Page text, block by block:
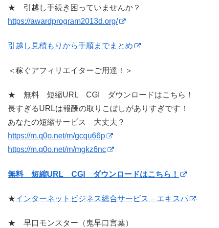
★ 引越し手続き困っていませんか？
https://awardprogram2013d.org/
引越し見積もりから手順までまとめ
＜稼ぐアフィリエイターご用達！＞
★ 無料 短縮URL CGI ダウンロードはこちら！
長すぎるURLは報酬の取りこぼしがありすぎです！
あなたの短縮サービス 大丈夫？
https://m.q0o.net/m/gcqu66p
https://m.q0o.net/m/mgkz6nc
無料 短縮URL CGI ダウンロードはこちら！
★インターネットビジネス総合サービス – エキスパ
★ 早口モンスター（鬼早口言葉）